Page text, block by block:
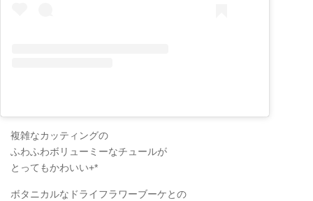
複雑なカッティングの
ふわふわボリューミーなチュールが
とってもかわいい+*
ボタニカルなドライフラワーブーケとの